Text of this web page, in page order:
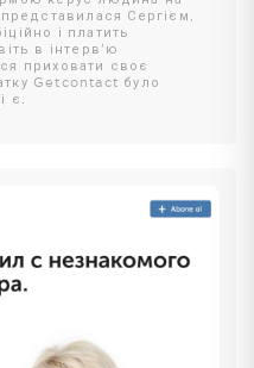
Сергієм,
і платить
в інтерв'ю
приховати своє
Getcontact було
є.